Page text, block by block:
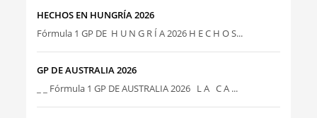
HECHOS EN HUNGRÍA 2026
Fórmula 1 GP DE H U N G R Í A 2026 H E C H O S...
GP DE AUSTRALIA 2026
_ _ Fórmula 1 GP DE AUSTRALIA 2026 L A C A ...